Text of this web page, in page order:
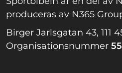
produceras av N365
Birger Jarlsgatan 43, 111
Organisationsnummer